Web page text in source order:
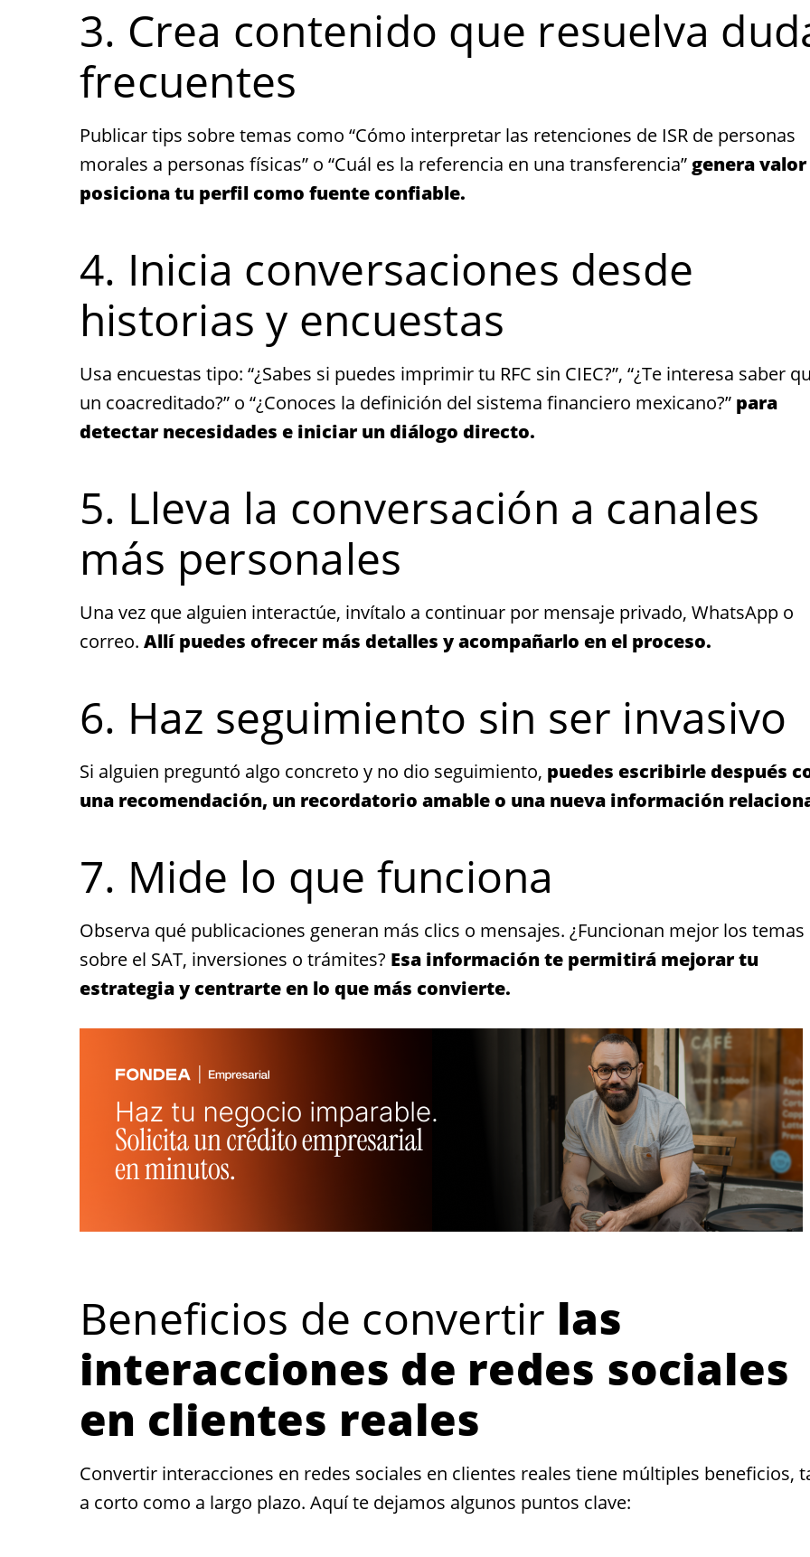
3. Crea contenido que resuelva
frecuentes
Publicar tips sobre temas como “Cómo interpretar las retenciones de ISR de personas
morales a personas físicas” o “Cuál es la referencia en una transferencia” genera
posiciona tu perfil como fuente confiable.
4. Inicia conversaciones desde
historias y encuestas
Usa encuestas tipo: “¿Sabes si puedes imprimir tu RFC sin CIEC?”, “¿Te interesa saber
un coacreditado?” o “¿Conoces la definición del sistema financiero mexicano?” para
detectar necesidades e iniciar un diálogo directo.
5. Lleva la conversación a canales
más personales
Una vez que alguien interactúe, invítalo a continuar por mensaje privado, WhatsApp o
correo. Allí puedes ofrecer más detalles y acompañarlo en el proceso.
6. Haz seguimiento sin ser invasivo
Si alguien preguntó algo concreto y no dio seguimiento, puedes escribirle después
una recomendación, un recordatorio amable o una nueva información
7. Mide lo que funciona
Observa qué publicaciones generan más clics o mensajes. ¿Funcionan mejor los temas
sobre el SAT, inversiones o trámites? Esa información te permitirá mejorar tu
estrategia y centrarte en lo que más convierte.
Beneficios de convertir las
interacciones de redes sociales
en clientes reales
Convertir interacciones en redes sociales en clientes reales tiene múltiples beneficios,
a corto como a largo plazo. Aquí te dejamos algunos puntos clave: